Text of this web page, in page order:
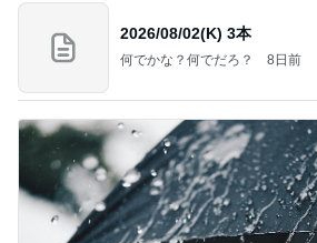
2026/08/02(K) 3本
何でかな？何でだろ？ 8日前